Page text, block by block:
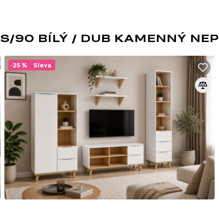
SKANDINÁVSKÝ STYL
Skandinávský styl oceňuje útulnost — je
stejně jako důraz na individuální, ale
cestu, která vám umožňuje žít podle
znamená „tak akorát“ – nic by nemělo
jemným barvám se budete vždy cítit jako
Skandinávská láska k přírodě, lesům a loukám
nábytku — formy a design jsou jednoduché a
minimum dekoru a jeden výrazný prvek
koberce se vzory, obrazy, vázy, doplňky ve
Skandinávský styl je vždy spojen s čistým
vyznačuje množstvím přirozeného světla,
barva je bílá, možné jsou všechny její odstíny.
růžová, modrá, šedá, zelená a oranžová bude
90 BÍLÝ / DUB KAMENNÝ
Sleva
-25 %